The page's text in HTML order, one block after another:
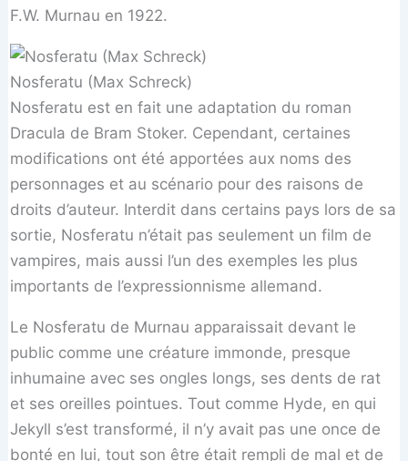
F.W. Murnau en 1922.
Nosferatu (Max Schreck)
Nosferatu est en fait une adaptation du roman
Dracula de Bram Stoker. Cependant, certaines
modifications ont été apportées aux noms des
personnages et au scénario pour des raisons de
droits d’auteur. Interdit dans certains pays lors de sa
sortie, Nosferatu n’était pas seulement un film de
vampires, mais aussi l’un des exemples les plus
importants de l’expressionnisme allemand.
Le Nosferatu de Murnau apparaissait devant le
public comme une créature immonde, presque
inhumaine avec ses ongles longs, ses dents de rat
et ses oreilles pointues. Tout comme Hyde, en qui
Jekyll s’est transformé, il n’y avait pas une once de
bonté en lui, tout son être était rempli de mal et de